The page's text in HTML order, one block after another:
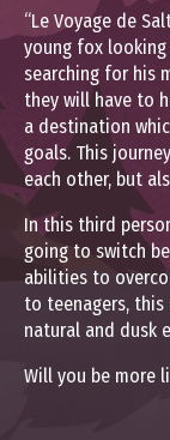
“Le Voyage de
young fox
searching for his
they will have to
a destination
goals. This
each other, but
In this third
going to switch
abilities to
to teenagers,
natural and dusk
Will you be more